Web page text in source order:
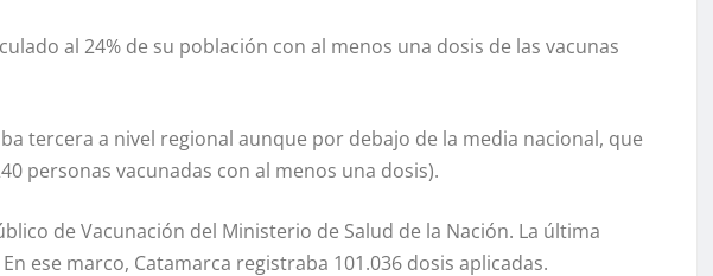
al 24% de su población con al menos una dosis de las vacunas
tercera a nivel regional aunque por debajo de la media nacional, que
personas vacunadas con al menos una dosis).
de Vacunación del Ministerio de Salud de la Nación. La última
ese marco, Catamarca registraba 101.036 dosis aplicadas.